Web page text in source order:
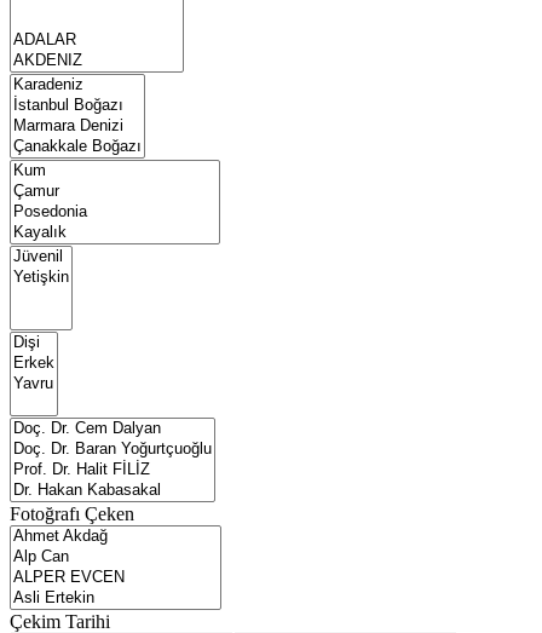
Fotoğrafı Çeken
Çekim Tarihi